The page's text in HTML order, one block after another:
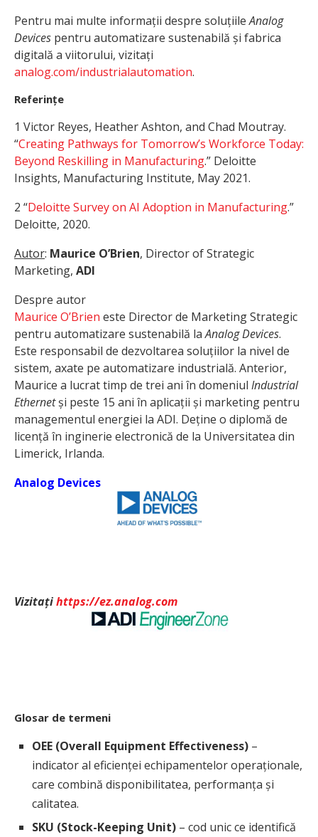
Pentru mai multe informații despre soluțiileAnalog
Devices pentru automatizare sustenabilă și fabrica
digitală a viitorului, vizitați
analog.com/industrialautomation.
Referințe
1 Victor Reyes, Heather Ashton, and Chad Moutray.
“Creating Pathways for Tomorrow’s Workforce Today:
Beyond Reskilling in Manufacturing.” Deloitte
Insights, Manufacturing Institute, May 2021.
2 “Deloitte Survey on AI Adoption in Manufacturing.”
Deloitte, 2020.
Autor: Maurice O’Brien, Director of Strategic
Marketing, ADI
Despre autor
Maurice O’Brien este Director de Marketing Strategic
pentru automatizare sustenabilă laAnalog Devices.
Este responsabil de dezvoltarea soluțiilor la nivel de
sistem, axate pe automatizare industrială. Anterior,
Maurice a lucrat timp de trei ani în domeniul Industrial
Ethernetși peste 15 ani în aplicații și marketing pentru
managementul energiei la ADI. Deține o diplomă de
licență în inginerie electronică de la Universitatea din
Limerick, Irlanda.
Analog Devices
Vizitațihttps://ez.analog.com
Glosar de termeni
OEE (Overall Equipment Effectiveness) –
indicator al eficienței echipamentelor operaționale,
care combină disponibilitatea, performanța și
calitatea.
SKU (Stock-Keeping Unit) – cod unic ce identifică